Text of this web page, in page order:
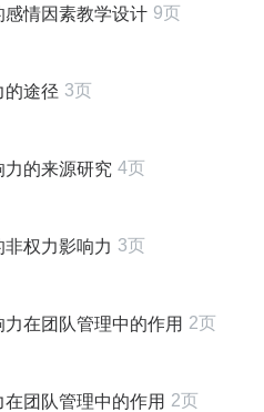
情因素教学设计 9页
的途径 3页
的来源研究 4页
权力影响力 3页
在团队管理中的作用 2页
团队管理中的作用 2页